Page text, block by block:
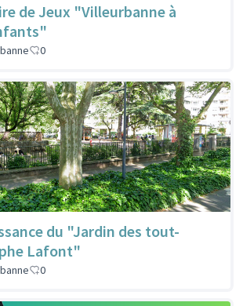
de Jeux "Villeurbanne à
0
du "Jardin des tout-
Lafont"
0